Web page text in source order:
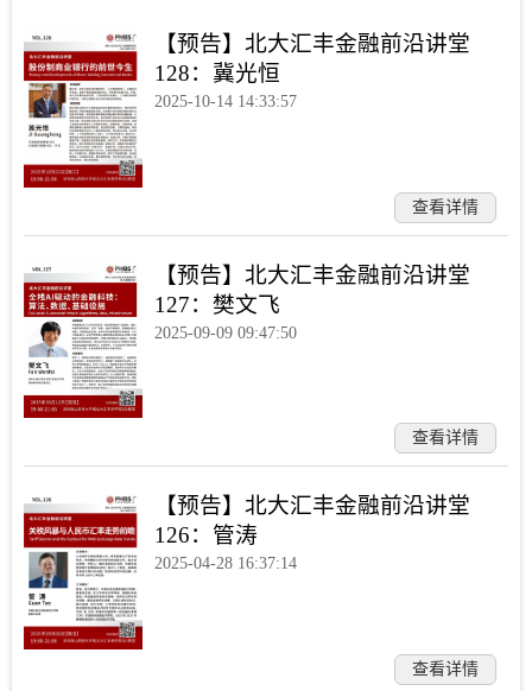
【预告】北大汇丰金融前沿讲堂
128：冀光恒
2025-10-14 14:33:57
查看详情
【预告】北大汇丰金融前沿讲堂
127：樊文飞
2025-09-09 09:47:50
查看详情
【预告】北大汇丰金融前沿讲堂
126：管涛
2025-04-28 16:37:14
查看详情